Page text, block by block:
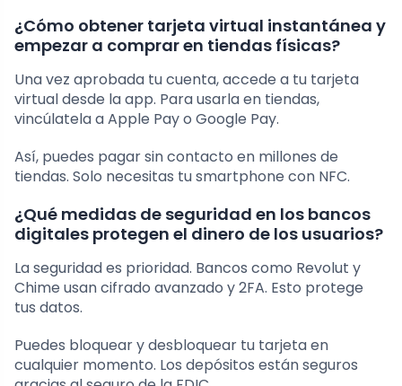
¿Cómo obtener tarjeta virtual instantánea y
empezar a comprar en tiendas físicas?
Una vez aprobada tu cuenta, accede a tu tarjeta
virtual desde la app. Para usarla en tiendas,
vincúlatela a Apple Pay o Google Pay.
Así, puedes pagar sin contacto en millones de
tiendas. Solo necesitas tu smartphone con NFC.
¿Qué medidas de seguridad en los bancos
digitales protegen el dinero de los usuarios?
La seguridad es prioridad. Bancos como Revolut y
Chime usan cifrado avanzado y 2FA. Esto protege
tus datos.
Puedes bloquear y desbloquear tu tarjeta en
cualquier momento. Los depósitos están seguros